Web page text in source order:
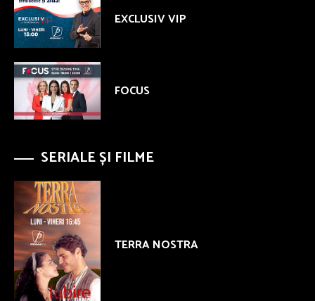
EXCLUSIV VIP
FOCUS
SERIALE ȘI FILME
TERRA NOSTRA